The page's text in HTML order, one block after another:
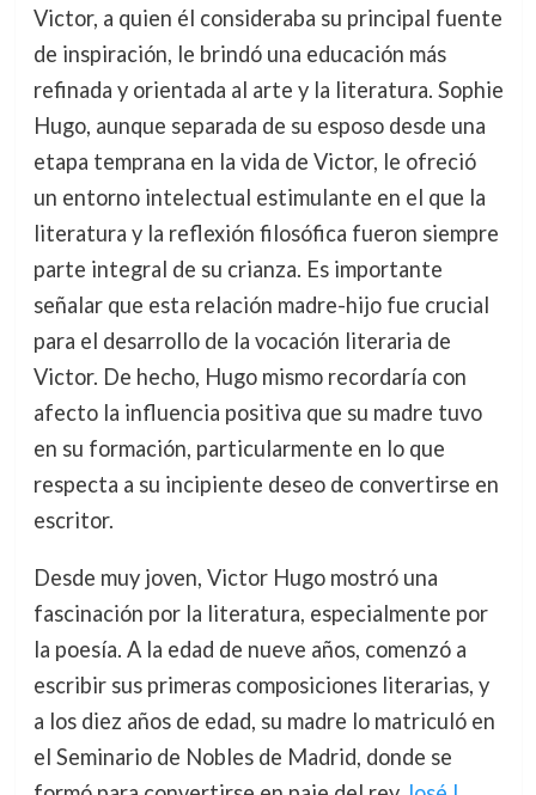
Victor, a quien él consideraba su principal fuente
de inspiración, le brindó una educación más
refinada y orientada al arte y la literatura. Sophie
Hugo, aunque separada de su esposo desde una
etapa temprana en la vida de Victor, le ofreció
un entorno intelectual estimulante en el que la
literatura y la reflexión filosófica fueron siempre
parte integral de su crianza. Es importante
señalar que esta relación madre-hijo fue crucial
para el desarrollo de la vocación literaria de
Victor. De hecho, Hugo mismo recordaría con
afecto la influencia positiva que su madre tuvo
en su formación, particularmente en lo que
respecta a su incipiente deseo de convertirse en
escritor.
Desde muy joven, Victor Hugo mostró una
fascinación por la literatura, especialmente por
la poesía. A la edad de nueve años, comenzó a
escribir sus primeras composiciones literarias, y
a los diez años de edad, su madre lo matriculó en
el Seminario de Nobles de Madrid, donde se